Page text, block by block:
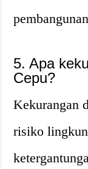
5. Apa
Cepu?
Kekurangan
risiko